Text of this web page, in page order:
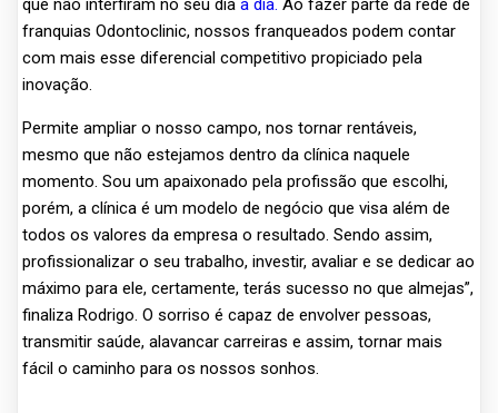
que não interfiram no seu dia a dia. Ao fazer parte da rede de
franquias Odontoclinic, nossos franqueados podem contar
com mais esse diferencial competitivo propiciado pela
inovação.
Permite ampliar o nosso campo, nos tornar rentáveis,
mesmo que não estejamos dentro da clínica naquele
momento. Sou um apaixonado pela profissão que escolhi,
porém, a clínica é um modelo de negócio que visa além de
todos os valores da empresa o resultado. Sendo assim,
profissionalizar o seu trabalho, investir, avaliar e se dedicar ao
máximo para ele, certamente, terás sucesso no que almejas”,
finaliza Rodrigo. O sorriso é capaz de envolver pessoas,
transmitir saúde, alavancar carreiras e assim, tornar mais
fácil o caminho para os nossos sonhos.